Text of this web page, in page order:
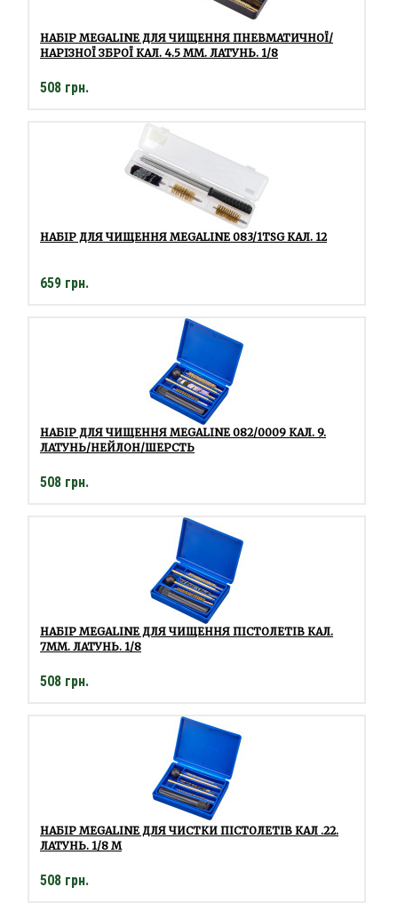
НАБІР MEGALINE ДЛЯ ЧИЩЕННЯ ПНЕВМАТИЧНОЇ/
НАРІЗНОЇ ЗБРОЇ КАЛ. 4.5 ММ. ЛАТУНЬ. 1/8
508 грн.
НАБІР ДЛЯ ЧИЩЕННЯ MEGALINE 083/1TSG КАЛ. 12
659 грн.
НАБІР ДЛЯ ЧИЩЕННЯ MEGALINE 082/0009 КАЛ. 9.
ЛАТУНЬ/НЕЙЛОН/ШЕРСТЬ
508 грн.
НАБІР MEGALINE ДЛЯ ЧИЩЕННЯ ПІСТОЛЕТІВ КАЛ.
7ММ. ЛАТУНЬ. 1/8
508 грн.
НАБІР MEGALINE ДЛЯ ЧИСТКИ ПІСТОЛЕТІВ КАЛ .22.
ЛАТУНЬ. 1/8 M
508 грн.